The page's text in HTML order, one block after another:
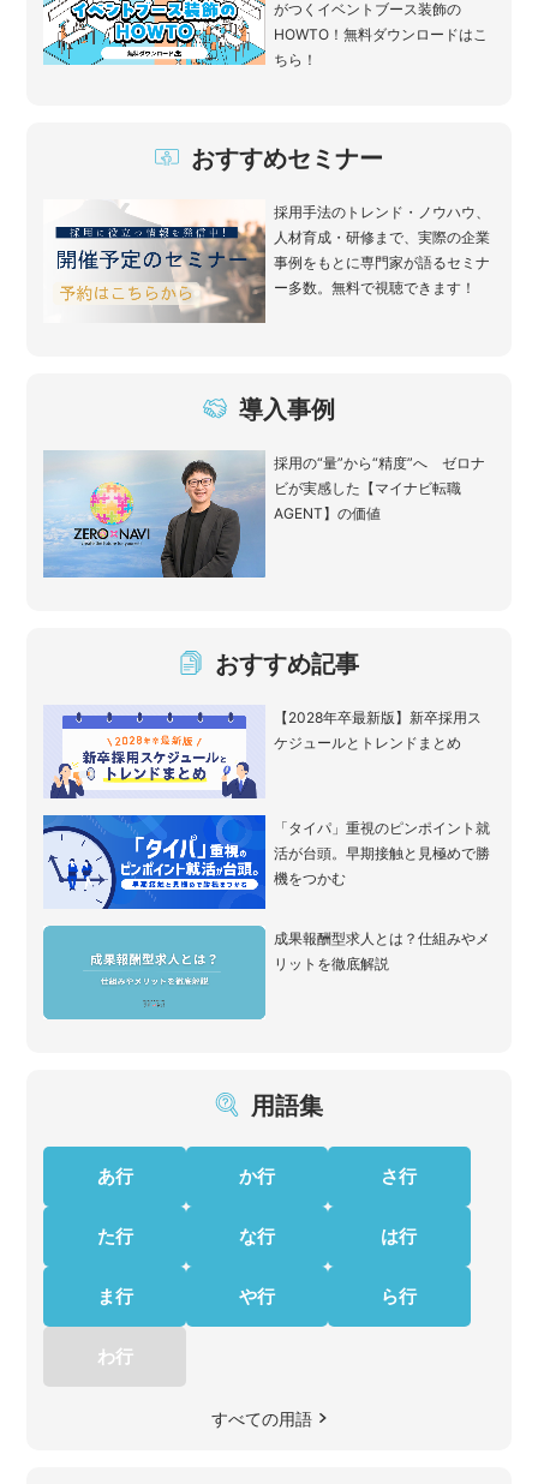
がつくイベントブース装飾の
HOWTO！無料ダウンロードはこ
ちら！
おすすめセミナー
採用手法のトレンド・ノウハウ、
人材育成・研修まで、実際の企業
事例をもとに専門家が語るセミナ
ー多数。無料で視聴できます！
導入事例
採用の“量”から“精度”へ ゼロナ
ビが実感した【マイナビ転職
AGENT】の価値
おすすめ記事
【2028年卒最新版】新卒採用ス
ケジュールとトレンドまとめ
「タイパ」重視のピンポイント就
活が台頭。早期接触と見極めで勝
機をつかむ
成果報酬型求人とは？仕組みやメ
リットを徹底解説
用語集
あ行 か行 さ行
た行 な行 は行
ま行 や行 ら行
わ行
すべての用語